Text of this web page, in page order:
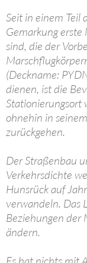
Seit in einem Teil
Gemarkung
sind, die der
(Deckname:
dienen, ist die
Stationierungsort
ohnehin in
zurückgehen.
Der Straßenbau
Verkehrsdichte
Hunsrück auf
verwandeln. Das
Beziehungen der
ändern.